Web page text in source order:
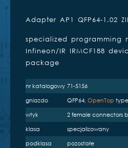
Adapter AP1 QFP64-1.02
specialized programming
Infineon/IR IRMCF188
package
nr katalogowy 71-5156
gniazdo
QFP64, OpenTop type
wtyk
2 female connectors
klasa
specjalizowany
podklasa
pozostałe
Kompatybilne
inżynierskie
BeeProg2AP